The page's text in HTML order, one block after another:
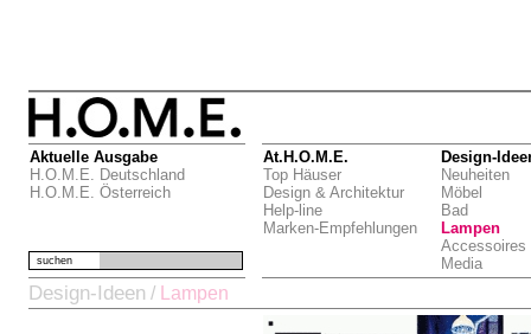
Aktuelle Ausgabe
H.O.M.E. Deutschland
H.O.M.E. Österreich
At.H.O.M.E.
Top Häuser
Design & Architektur
Help-line
Marken-Empfehlungen
Design-
Neuheiten
Möbel
Bad
Lampen
Accessoires
Media
suchen
Design-Ideen / Lampen